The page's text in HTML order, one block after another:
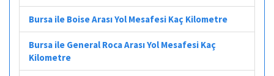
Bursa ile Boise Arası Yol Mesafesi Kaç Kilometre
Bursa ile General Roca Arası Yol Mesafesi Kaç
Kilometre